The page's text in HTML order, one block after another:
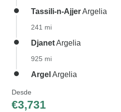
Tassili-n-AjjerArgelia
241 mi
DjanetArgelia
925 mi
Argel Argelia
Desde
€3,731